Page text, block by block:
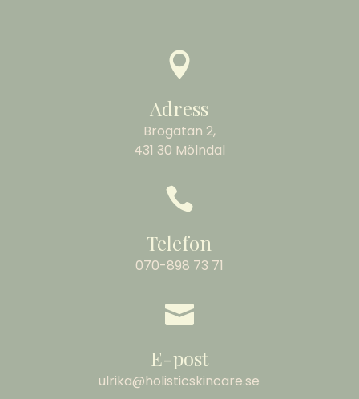

Adress
Brogatan 2,
431 30 Mölndal

Telefon
070-898 73 71

E-post
ulrika@holisticskincare.se